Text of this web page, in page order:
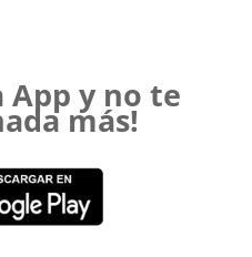
App y no te
más!